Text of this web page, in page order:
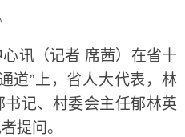
讯（记者 席茜）在省十
道”上，省人大代表，林
记、村委会主任郁林英
提问。